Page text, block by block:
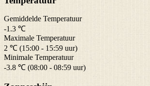
Gemiddelde Temperatuur
-1.3 ℃
Maximale Temperatuur
2 ℃ (15:00 - 15:59 uur)
Minimale Temperatuur
-3.8 ℃ (08:00 - 08:59 uur)